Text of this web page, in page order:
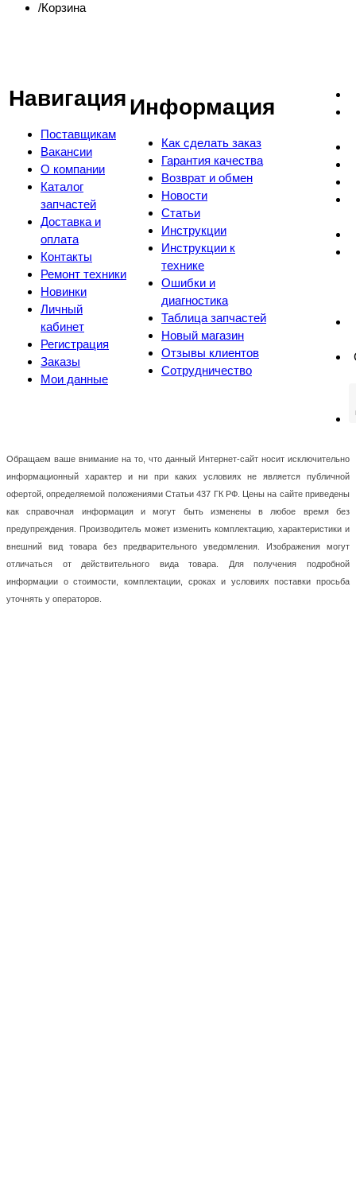
Корзина
Навигация
Поставщикам
Вакансии
О компании
Каталог
запчастей
Доставка и
оплата
Контакты
Ремонт техники
Новинки
Личный
кабинет
Регистрация
Заказы
Мои данные
Информация
Как сделать заказ
Гарантия качества
Возврат и обмен
Новости
Статьи
Инструкции
Инструкции к
технике
Ошибки и
диагностика
Таблица запчастей
Новый магазин
Отзывы клиентов
Сотрудничество
Обращаем ваше внимание на то, что данный Интернет-сайт носит исключительно
информационный характер и ни при каких условиях не является публичной
офертой, определяемой положениями Статьи 437 ГК РФ. Цены на сайте приведены
как справочная информация и могут быть изменены в любое время без
предупреждения. Производитель может изменить комплектацию, характеристики и
внешний вид товара без предварительного уведомления. Изображения могут
отличаться от действительного вида товара. Для получения подробной
информации о стоимости, комплектации, сроках и условиях поставки просьба
уточнять у операторов.